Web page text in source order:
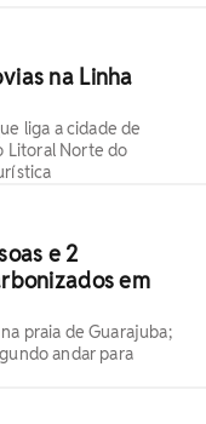
na Linha
liga a cidade de
Litoral Norte do
e 2
em
praia de Guarajuba;
andar para